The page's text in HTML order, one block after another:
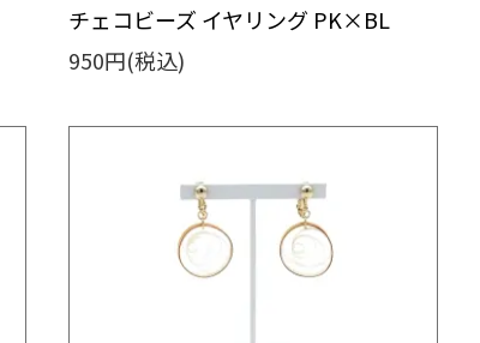
チェコビーズ イヤリング PK×BL
950円(税込)